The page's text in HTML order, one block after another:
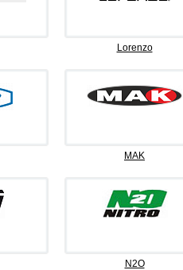
Lorenzo
MAK
N2O